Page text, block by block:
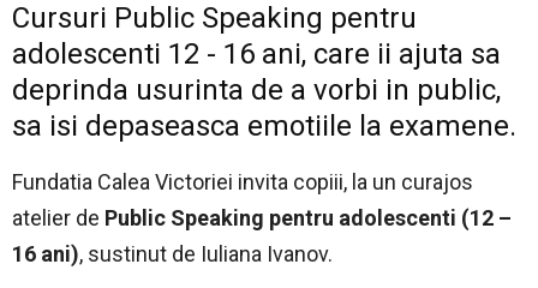
Cursuri Public Speaking pentru
adolescenti 12 - 16 ani, care ii ajuta sa
deprinda usurinta de a vorbi in public,
sa isi depaseasca emotiile la examene.
Fundatia Calea Victoriei invita copiii, la un curajos
atelier de Public Speaking pentru adolescenti (12 –
16 ani), sustinut de Iuliana Ivanov.